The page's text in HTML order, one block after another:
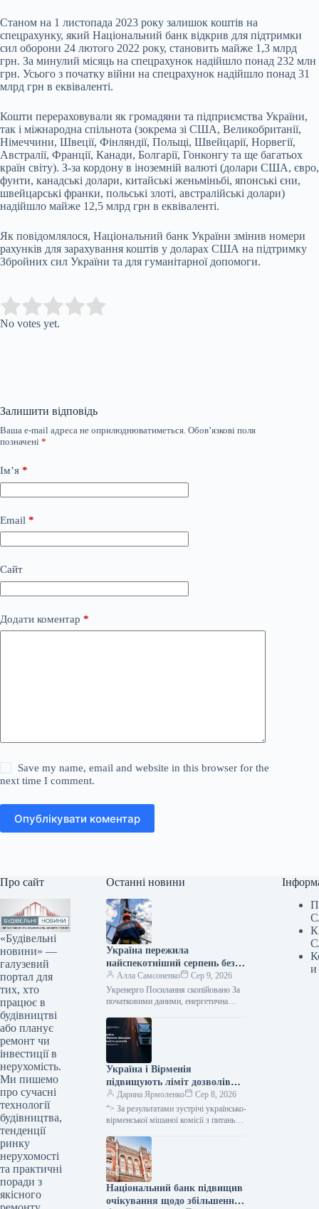
Станом на 1 листопада 2023 року залишок коштів на
спецрахунку, який Національний банк відкрив для підтримки
сил оборони 24 лютого 2022 року, становить майже 1,3 млрд
грн. За минулий місяць на спецрахунок надійшло понад 232 млн
грн. Усього з початку війни на спецрахунок надійшло понад 31
млрд грн в еквіваленті.
Кошти перераховували як громадяни та підприємства України,
так і міжнародна спільнота (зокрема зі США, Великобританії,
Німеччини, Швеції, Фінляндії, Польщі, Швейцарії, Норвегії,
Австралії, Франції, Канади, Болгарії, Гонконгу та ще багатьох
країн світу). З-за кордону в іноземній валюті (долари США, євро,
фунти, канадські долари, китайські женьміньбі, японські єни,
швейцарські франки, польські злоті, австралійські долари)
надійшло майже 12,5 млрд грн в еквіваленті.
Як повідомлялося, Національний банк України змінив номери
рахунків для зарахування коштів у доларах США на підтримку
Збройних сил України та для гуманітарної допомоги.
Rate this item:
No votes yet.
Залишити відповідь
Ваша e-mail адреса не оприлюднюватиметься. Обов’язкові поля
позначені *
Ім’я *
Email *
Сайт
Додати коментар *
Save my name, email and website in this browser for the
next time I comment.
Опублікувати коментар
Про сайт
«Будівельні
новини» —
галузевий
портал для
тих, хто
працює в
будівництві
або планує
ремонт чи
інвестиції в
нерухомість.
Ми пишемо
про сучасні
технології
будівництва,
тенденції
ринку
нерухомості
та практичні
поради з
якісного
Останні новини
Україна пережила
найспекотніший серпень без
відключень електроенергії –
заявив Шмигаль.
Алла Самсоненко
Сер 9, 2026
Укренерго Посилання скопійовано За
початковими даними, енергетична
серпневої спеки, який встановив новий
температурний рекорд, не вдаючись…
Україна і Вірменія
підвищують ліміт дозволів
для міжнародних
автомобільних перевезень на
600 одиниць.
Дарина Ярмоленко
Сер 8, 2026
“> За результатами зустрічі українсько-
вірменської мішаної комісії з питань
перевезень, Україна разом із
Вірменією прийняли рішення про
збільшення…
Національний банк підвищив
очікування щодо збільшення
и